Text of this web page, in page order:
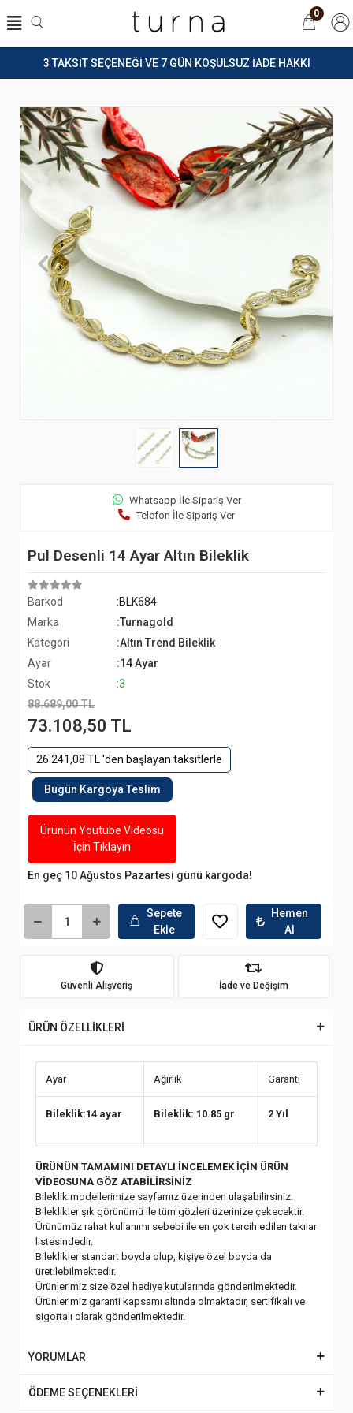
3 TAKSİT SEÇENEĞİ VE 7 GÜN KOŞULSUZ İADE HAKKI
0
Whatsapp İle Sipariş Ver
Telefon İle Sipariş Ver
Pul Desenli 14 Ayar Altın Bileklik
Barkod
:BLK684
Marka
:Turnagold
Kategori
:Altın Trend Bileklik
Ayar
:14 Ayar
Stok
:3
88.689,00 TL
73.108,50 TL
26.241,08 TL 'den başlayan taksitlerle
Bugün Kargoya Teslim
Ürünün Youtube Videosu
İçin Tıklayın
En geç 10 Ağustos Pazartesi günü kargoda!
Sepete
Ekle
Hemen
Al
Güvenli Alışveriş İade ve Değişim
ÜRÜN ÖZELLİKLERİ
Ayar Ağırlık Garanti
Bileklik:14 ayar Bileklik: 10.85 gr 2 Yıl
ÜRÜNÜN TAMAMINI DETAYLI İNCELEMEK İÇİN ÜRÜN
VİDEOSUNA GÖZ ATABİLİRSİNİZ
Bileklik modellerimize sayfamız üzerinden ulaşabilirsiniz.
Bileklikler şık görünümü ile tüm gözleri üzerinize çekecektir.
Ürünümüz rahat kullanımı sebebi ile en çok tercih edilen takılar
listesindedir.
Bileklikler standart boyda olup, kişiye özel boyda da
üretilebilmektedir.
Ürünlerimiz size özel hediye kutularında gönderilmektedir.
Ürünlerimiz garanti kapsamı altında olmaktadır, sertifikalı ve
sigortalı olarak gönderilmektedir.
YORUMLAR
ÖDEME SEÇENEKLERİ